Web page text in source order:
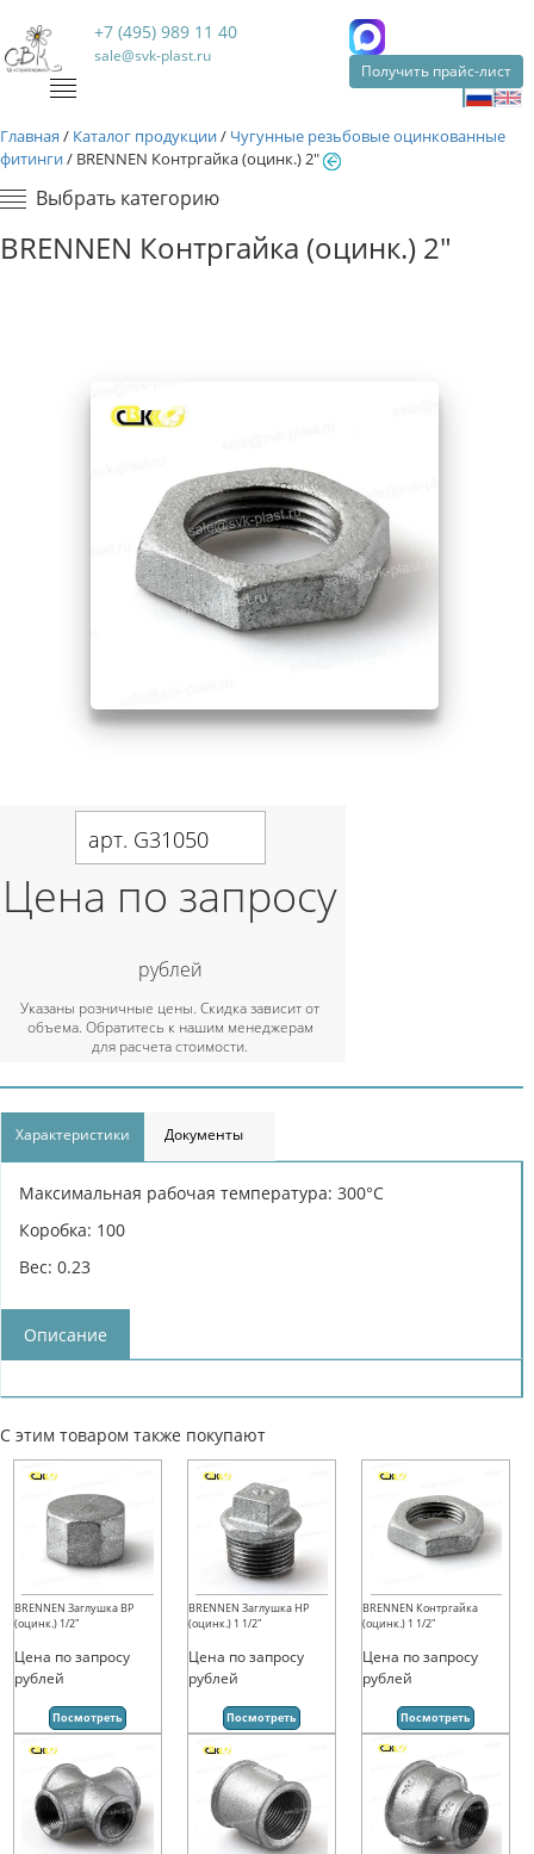
+7 (495) 989 11 40
sale@svk-plast.ru
Получить прайс-лист
Главная / Каталог продукции/ Чугунные резьбовые оцинкованные
фитинги/ BRENNEN Контргайка (оцинк.) 2"
Выбрать категорию
BRENNEN Контргайка (оцинк.) 2"
арт. G31050
Цена по запросу
рублей
Указаны розничные цены. Скидка зависит от
объема. Обратитесь к нашим менеджерам
для расчета стоимости.
Характеристики Документы
Максимальная рабочая температура: 300°С
Коробка: 100
Вес: 0.23
Описание
С этим товаром также покупают
BRENNEN Заглушка ВР
(оцинк.) 1/2"
Цена по запросу
рублей
Посмотреть
BRENNEN Заглушка НР
(оцинк.) 1 1/2"
Цена по запросу
рублей
Посмотреть
BRENNEN Контргайка
(оцинк.) 1 1/2"
Цена по запросу
рублей
Посмотреть